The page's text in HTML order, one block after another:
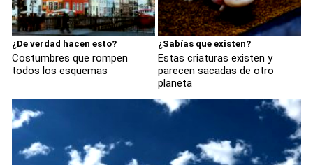
¿De verdad hacen esto?
Costumbres que rompen
todos los esquemas
¿Sabías que existen?
Estas criaturas existen y
parecen sacadas de otro
planeta